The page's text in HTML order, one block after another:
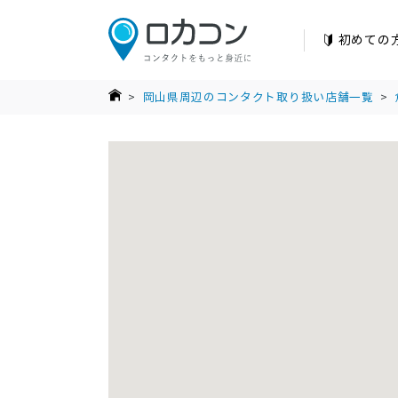
初めての
> 岡山県周辺のコンタクト取り扱い店舗一覧 >